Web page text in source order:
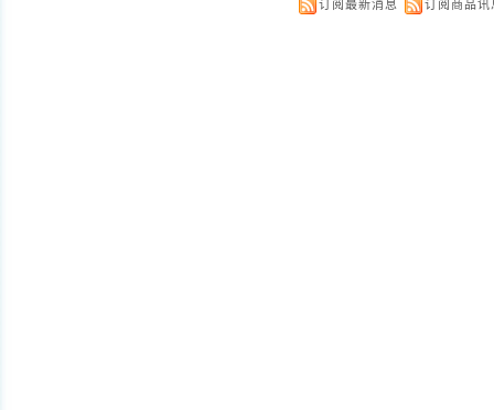
订阅最新消息 订阅商品讯